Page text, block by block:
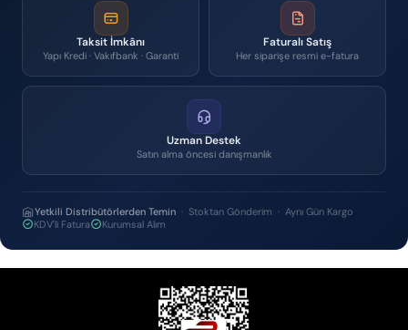
Taksit İmkânı
Yapı Kredi · Vakıfbank · Garanti
Faturalı Satış
Her siparişe resmi e-fatura
Uzman Destek
Satın alma öncesi danışmanlık
Yetkili Distribütörlerden Temin · Stoktan Gönderim · Aynı Gün Kargo
KDV'li Fatura
Kurumsal Alım